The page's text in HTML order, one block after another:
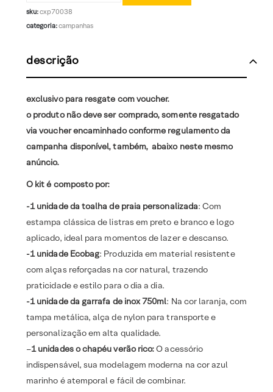
sku:cxp70038
categoria:campanhas
descrição
exclusivo para resgate com voucher.
o produto não deve ser comprado, somente resgatado
via voucher encaminhado conforme regulamento da
campanha disponível, também, abaixo neste mesmo
anúncio.
O kit é composto por:
-1 unidade da toalha de praia personalizada: Com
estampa clássica de listras em preto e branco e logo
aplicado, ideal para momentos de lazer e descanso.
-1 unidade Ecobag: Produzida em material resistente
com alças reforçadas na cor natural, trazendo
praticidade e estilo para o dia a dia.
-1 unidade da garrafa de inox 750ml: Na cor laranja, com
tampa metálica, alça de nylon para transporte e
personalização em alta qualidade.
–1 unidades o chapéu verão rico:O acessório
indispensável, sua modelagem moderna na cor azul
marinho é atemporal e fácil de combinar.